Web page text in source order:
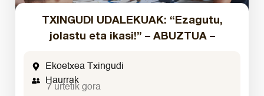
TXINGUDI UDALEKUAK: “Ezagutu,
jolastu eta ikasi!” – ABUZTUA –
Ekoetxea Txingudi
Haurrak
7 urtetik gora